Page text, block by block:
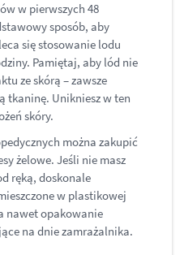
w pierwszych 48
sposób, aby
się stosowanie lodu
Pamiętaj, aby lód nie
ze skórą – zawsze
tkaninę. Unikniesz w ten
skóry.
można zakupić
żelowe. Jeśli nie masz
ręką, doskonale
w plastikowej
nawet opakowanie
na dnie zamrażalnika.